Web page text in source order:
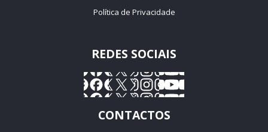
Política de Privacidade
REDES SOCIAIS
CONTACTOS